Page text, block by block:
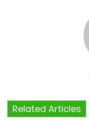
Related Articles